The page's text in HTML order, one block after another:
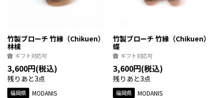
竹製ブローチ 竹縁（Chikuen）
林檎
ギフト対応可
3,600円(税込)
残りあと3点
福岡県 MODANIS
竹製ブローチ 竹縁（Chikuen）
蝶
ギフト対応可
3,600円(税込)
残りあと3点
福岡県 MODANIS